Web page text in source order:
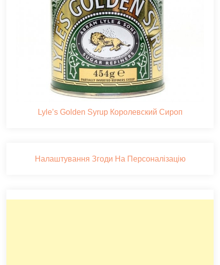
Lyle’s Golden Syrup Королевский Сироп
Налаштування Згоди На Персоналізацію